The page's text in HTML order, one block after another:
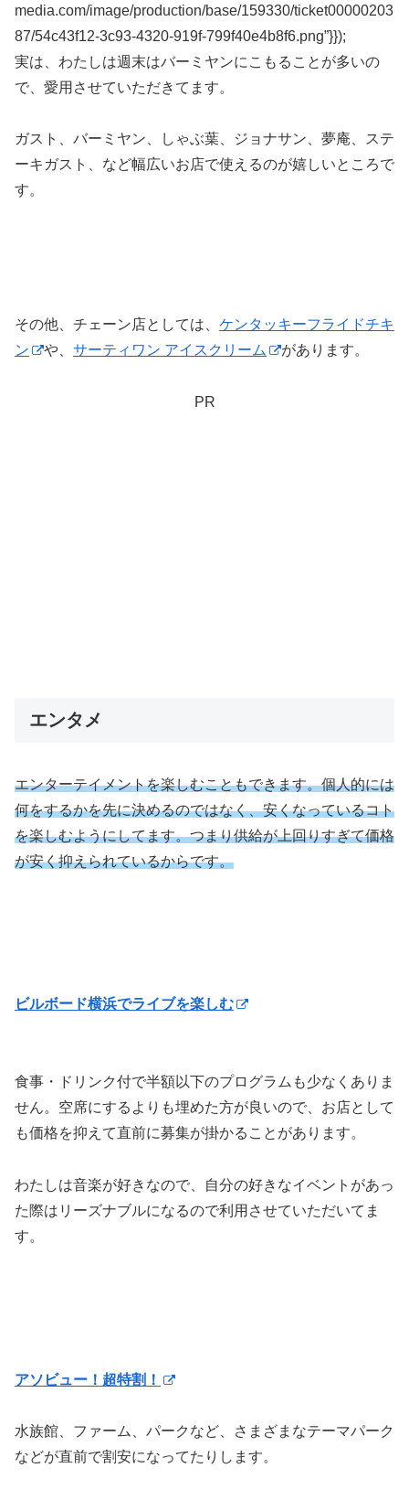
media.com/image/production/base/159330/ticket00000203
87/54c43f12-3c93-4320-919f-799f40e4b8f6.png”}});
実は、わたしは週末はバーミヤンにこもることが多いの
で、愛用させていただきてます。
ガスト、バーミヤン、しゃぶ葉、ジョナサン、夢庵、ステ
ーキガスト、など幅広いお店で使えるのが嬉しいところで
す。
その他、チェーン店としては、 ケンタッキーフライドチキ
ン
や、 サーティワン アイスクリーム があります。
PR
エンタメ
エンターテイメントを楽しむこともできます。個人的には
何をするかを先に決めるのではなく、安くなっているコト
を楽しむようにしてます。つまり供給が上回りすぎて価格
が安く抑えられているからです。
ビルボード横浜でライブを楽しむ
食事・ドリンク付で半額以下のプログラムも少なくありま
せん。空席にするよりも埋めた方が良いので、お店として
も価格を抑えて直前に募集が掛かることがあります。
わたしは音楽が好きなので、自分の好きなイベントがあっ
た際はリーズナブルになるので利用させていただいてま
す。
アソビュー！超特割！
水族館、ファーム、パークなど、さまざまなテーマパーク
などが直前で割安になってたりします。